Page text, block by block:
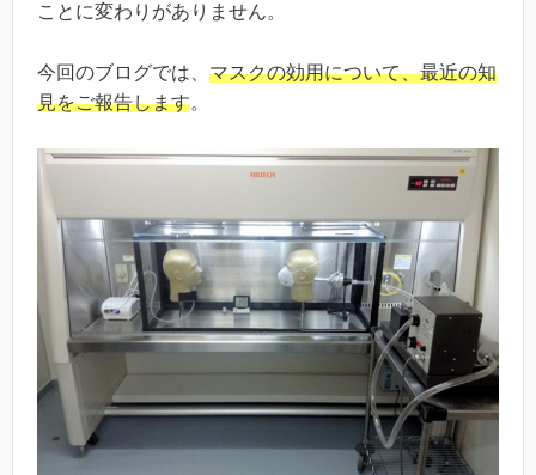
ことに変わりがありません。
今回のブログでは、 マスクの効用について、最近の知
見をご報告します。